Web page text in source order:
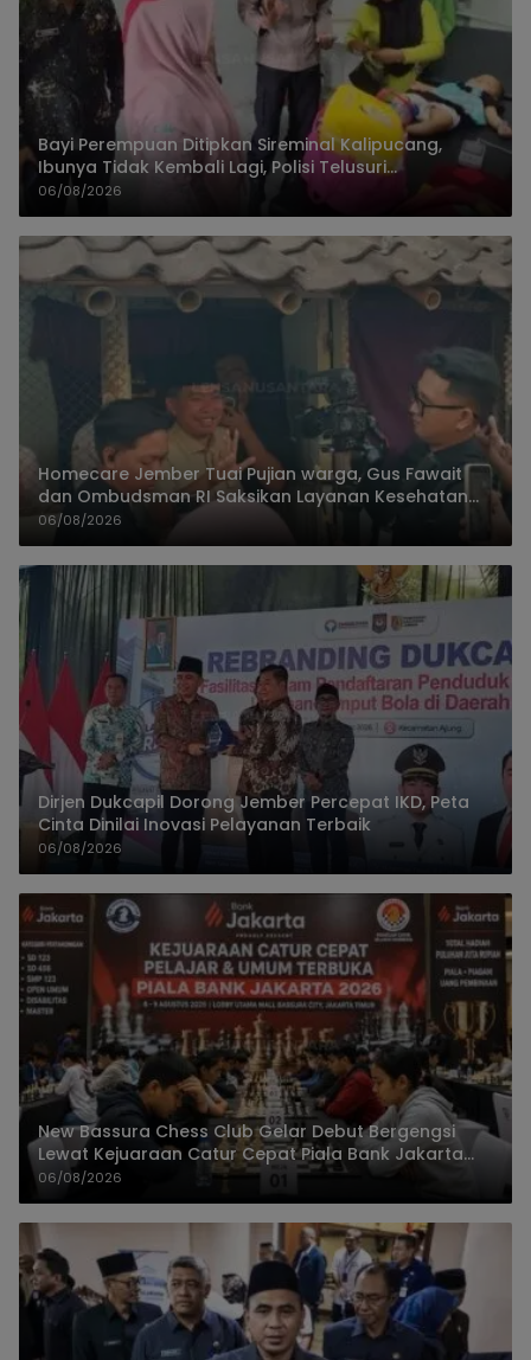
Bayi Perempuan Ditipkan Sireminal Kalipucang,
Ibunya Tidak Kembali Lagi, Polisi Telusuri
Keberadaan Orang Tua
06/08/2026
Homecare Jember Tuai Pujian warga, Gus Fawait
dan Ombudsman RI Saksikan Layanan Kesehatan
Rumah Pasien
06/08/2026
Dirjen Dukcapil Dorong Jember Percepat IKD, Peta
Cinta Dinilai Inovasi Pelayanan Terbaik
06/08/2026
New Bassura Chess Club Gelar Debut Bergengsi
Lewat Kejuaraan Catur Cepat Piala Bank Jakarta
2026
06/08/2026